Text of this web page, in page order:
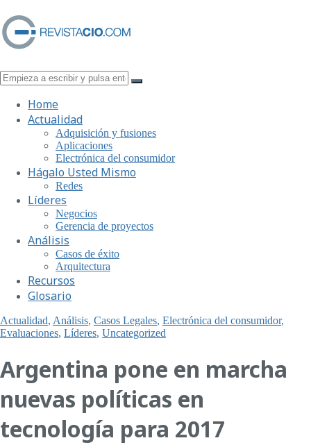
Home
Actualidad
Adquisición y fusiones
Aplicaciones
Electrónica del consumidor
Hágalo Usted Mismo
Redes
Líderes
Negocios
Gerencia de proyectos
Análisis
Casos de éxito
Arquitectura
Recursos
Glosario
Actualidad, Análisis, Casos Legales, Electrónica del consumidor,
Evaluaciones, Líderes, Uncategorized
Argentina pone en marcha
nuevas políticas en
tecnología para 2017